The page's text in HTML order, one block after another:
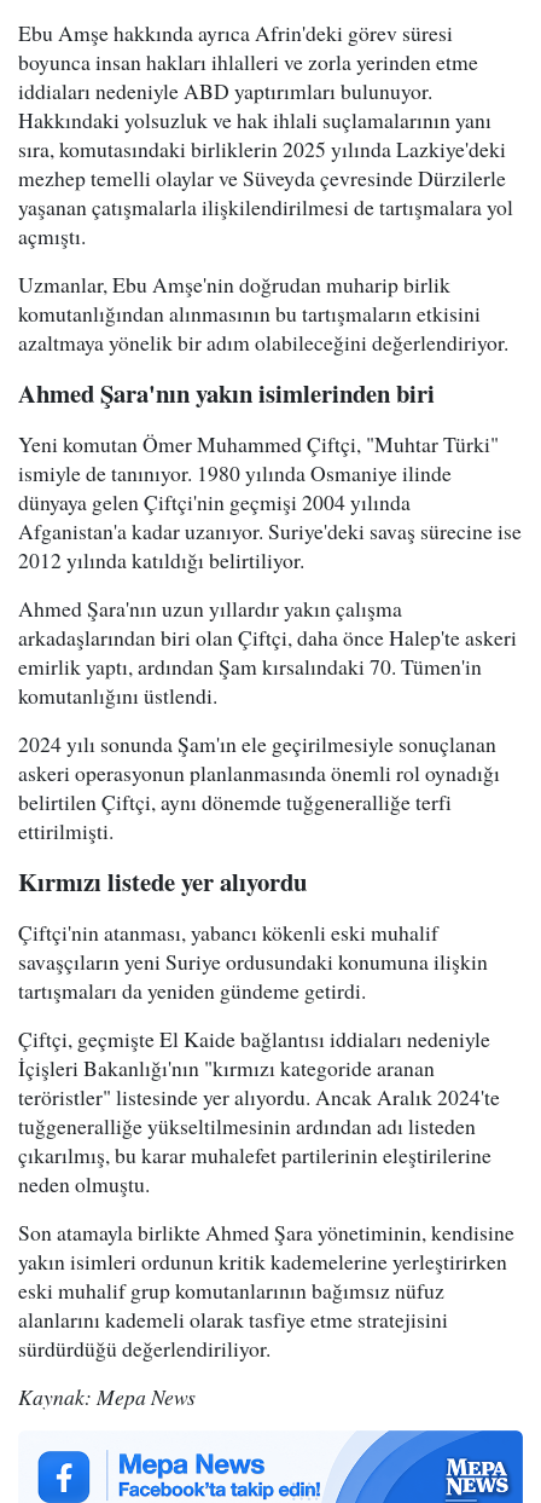
Ebu Amşe hakkında ayrıca Afrin'deki görev süresi
boyunca insan hakları ihlalleri ve zorla yerinden etme
iddiaları nedeniyle ABD yaptırımları bulunuyor.
Hakkındaki yolsuzluk ve hak ihlali suçlamalarının yanı
sıra, komutasındaki birliklerin 2025 yılında Lazkiye'deki
mezhep temelli olaylar ve Süveyda çevresinde Dürzilerle
yaşanan çatışmalarla ilişkilendirilmesi de tartışmalara yol
açmıştı.
Uzmanlar, Ebu Amşe'nin doğrudan muharip birlik
komutanlığından alınmasının bu tartışmaların etkisini
azaltmaya yönelik bir adım olabileceğini değerlendiriyor.
Ahmed Şara'nın yakın isimlerinden biri
Yeni komutan Ömer Muhammed Çiftçi, "Muhtar Türki"
ismiyle de tanınıyor. 1980 yılında Osmaniye ilinde
dünyaya gelen Çiftçi'nin geçmişi 2004 yılında
Afganistan'a kadar uzanıyor. Suriye'deki savaş sürecine ise
2012 yılında katıldığı belirtiliyor.
Ahmed Şara'nın uzun yıllardır yakın çalışma
arkadaşlarından biri olan Çiftçi, daha önce Halep'te askeri
emirlik yaptı, ardından Şam kırsalındaki 70. Tümen'in
komutanlığını üstlendi.
2024 yılı sonunda Şam'ın ele geçirilmesiyle sonuçlanan
askeri operasyonun planlanmasında önemli rol oynadığı
belirtilen Çiftçi, aynı dönemde tuğgeneralliğe terfi
ettirilmişti.
Kırmızı listede yer alıyordu
Çiftçi'nin atanması, yabancı kökenli eski muhalif
savaşçıların yeni Suriye ordusundaki konumuna ilişkin
tartışmaları da yeniden gündeme getirdi.
Çiftçi, geçmişte El Kaide bağlantısı iddiaları nedeniyle
İçişleri Bakanlığı'nın "kırmızı kategoride aranan
teröristler" listesinde yer alıyordu. Ancak Aralık 2024'te
tuğgeneralliğe yükseltilmesinin ardından adı listeden
çıkarılmış, bu karar muhalefet partilerinin eleştirilerine
neden olmuştu.
Son atamayla birlikte Ahmed Şara yönetiminin, kendisine
yakın isimleri ordunun kritik kademelerine yerleştirirken
eski muhalif grup komutanlarının bağımsız nüfuz
alanlarını kademeli olarak tasfiye etme stratejisini
sürdürdüğü değerlendiriliyor.
Kaynak: Mepa News